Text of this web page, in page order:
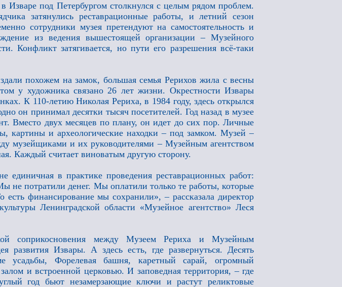
Изваре под Петербургом столкнулся с целым рядом проблем.
затянулись реставрационные работы, и летний сезон
сотрудники музея претендуют на самостоятельность и
из ведения вышестоящей организации – Музейного
Конфликт затягивается, но пути его разрешения всё-таки
похожем на замок, большая семья Рерихов жила с весны
у художника связано 26 лет жизни. Окрестности Извары
К 110-летию Николая Рериха, в 1984 году, здесь открылся
он принимал десятки тысяч посетителей. Год назад в музее
Вместо двух месяцев по плану, он идет до сих пор. Личные
картины и археологические находки – под замком. Музей –
музейщиками и их руководителями – Музейным агентством
Каждый считает виноватым другую сторону.
единичная в практике проведения реставрационных работ:
не потратили денег. Мы оплатили только те работы, которые
финансирование мы сохранили», – рассказала директор
Ленинградской области «Музейное агентство» Леся
соприкосновения между Музеем Рериха и Музейным
развития Извары. А здесь есть, где развернуться. Десять
усадьбы, Форелевая башня, каретный сарай, огромный
и встроенной церковью. И заповедная территория, – где
год бьют незамерзающие ключи и растут реликтовые